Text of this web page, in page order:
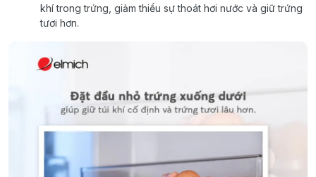
khí trong trứng, giảm thiểu sự thoát hơi nước và giữ trứng
tươi hơn.